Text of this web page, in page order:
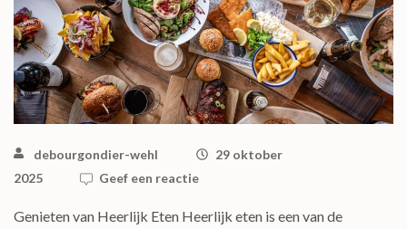
debourgondier-wehl
29 oktober
2025
Geef een reactie
Genieten van Heerlijk Eten Heerlijk eten is een van de